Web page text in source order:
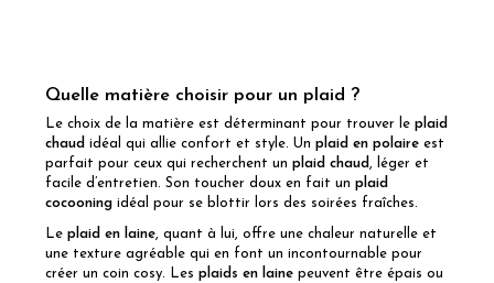
Quelle matière choisir pour un plaid ?
Le choix de la matière est déterminant pour trouver le plaid
chaud idéal qui allie confort et style. Un plaid en polaire est
parfait pour ceux qui recherchent un plaid chaud, léger et
facile d’entretien. Son toucher doux en fait un plaid
cocooning idéal pour se blottir lors des soirées fraîches.
Le plaid en laine, quant à lui, offre une chaleur naturelle et
une texture agréable qui en font un incontournable pour
créer un coin cosy. Les plaids en laine peuvent être épais ou